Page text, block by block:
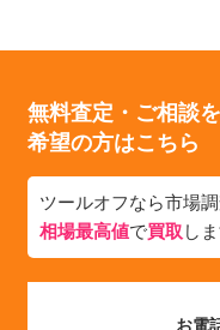
無料査定・ご相談を
希望の方はこちら
ツールオフなら市場
相場最高値で買取 し
お電